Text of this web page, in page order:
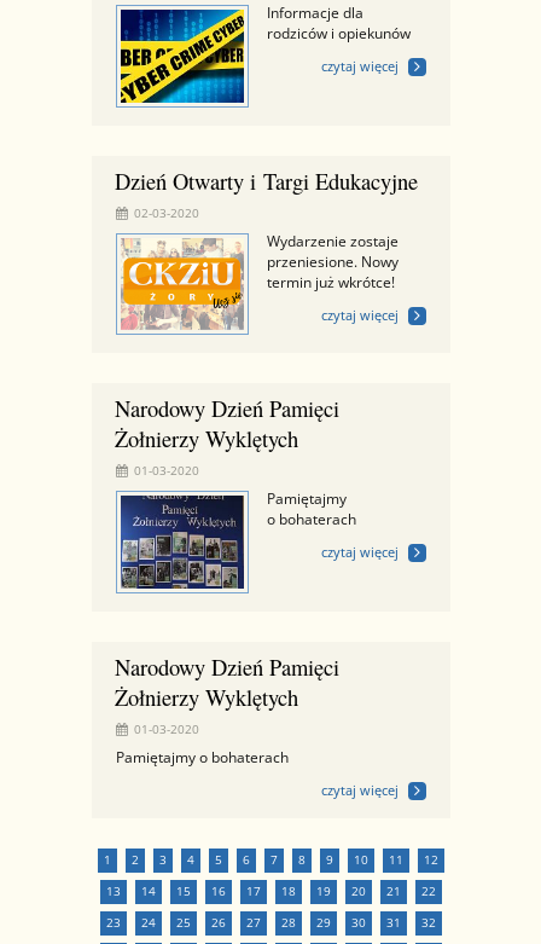
Informacje dla
rodziców i opiekunów
czytaj więcej
Dzień Otwarty i Targi Edukacyjne
02-03-2020
Wydarzenie zostaje
przeniesione. Nowy
termin już wkrótce!
czytaj więcej
Narodowy Dzień Pamięci
Żołnierzy Wyklętych
01-03-2020
Pamiętajmy
o bohaterach
czytaj więcej
Narodowy Dzień Pamięci
Żołnierzy Wyklętych
01-03-2020
Pamiętajmy o bohaterach
czytaj więcej
1 2 3 4 5 6 7 8 9 10 11
12
13
14 15 16 17 18 19 20 21
22
23
24 25 26 27 28 29 30 31
32